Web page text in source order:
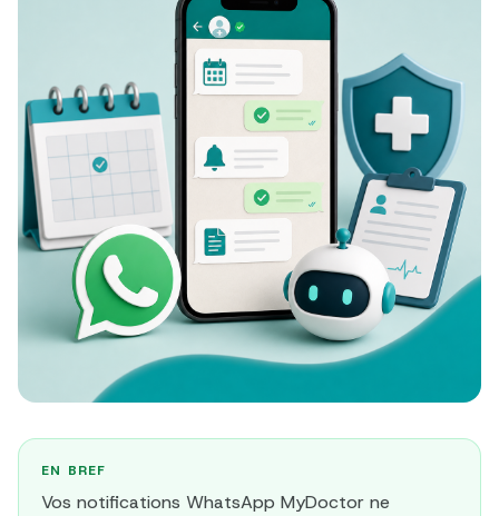
EN BREF
Vos notifications WhatsApp MyDoctor ne